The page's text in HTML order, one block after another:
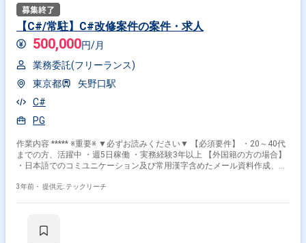
【C#/常駐】C#改修案件の案件・求人
500,000円/月
業務委託(フリーランス)
東京都
矢野口駅
C#
PG
作業内容 ***** ※重要※ ▼必ずお読みください▼ 【必須要件】 ・20～40代
までの方、活躍中 ・週5日稼働 ・実務経験3年以上 【外国籍の方の場合】
・日本語でのコミユニケーション及び常用漢字含めたメール資料作成、読
（Windows環境） ・コーディング（C#） ベースとなるソースあり→既
3年前・ 提供元: テックリーチ